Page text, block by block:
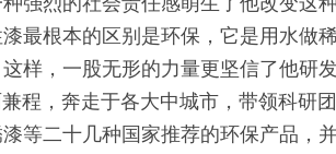
最根本的区别是环保，它是用水做
样，一股无形的力量更坚信了他研
程，奔走于各大中城市，带领科研
等二十几种国家推荐的环保产品，